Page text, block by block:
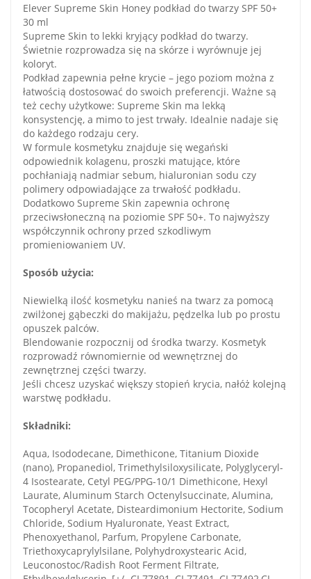
Elever Supreme Skin Honey podkład do twarzy SPF 50+
30 ml
Supreme Skin to lekki kryjący podkład do twarzy.
Świetnie rozprowadza się na skórze i wyrównuje jej
koloryt.
Podkład zapewnia pełne krycie – jego poziom można z
łatwością dostosować do swoich preferencji. Ważne są
też cechy użytkowe: Supreme Skin ma lekką
konsystencję, a mimo to jest trwały. Idealnie nadaje się
do każdego rodzaju cery.
W formule kosmetyku znajduje się wegański
odpowiednik kolagenu, proszki matujące, które
pochłaniają nadmiar sebum, hialuronian sodu czy
polimery odpowiadające za trwałość podkładu.
Dodatkowo Supreme Skin zapewnia ochronę
przeciwsłoneczną na poziomie SPF 50+. To najwyższy
współczynnik ochrony przed szkodliwym
promieniowaniem UV.
Sposób użycia:
Niewielką ilość kosmetyku nanieś na twarz za pomocą
zwilżonej gąbeczki do makijażu, pędzelka lub po prostu
opuszek palców.
Blendowanie rozpocznij od środka twarzy. Kosmetyk
rozprowadź równomiernie od wewnętrznej do
zewnętrznej części twarzy.
Jeśli chcesz uzyskać większy stopień krycia, nałóż kolejną
warstwę podkładu.
Składniki:
Aqua, Isododecane, Dimethicone, Titanium Dioxide
(nano), Propanediol, Trimethylsiloxysilicate, Polyglyceryl-
4 Isostearate, Cetyl PEG/PPG-10/1 Dimethicone, Hexyl
Laurate, Aluminum Starch Octenylsuccinate, Alumina,
Tocopheryl Acetate, Disteardimonium Hectorite, Sodium
Chloride, Sodium Hyaluronate, Yeast Extract,
Phenoxyethanol, Parfum, Propylene Carbonate,
Triethoxycaprylylsilane, Polyhydroxystearic Acid,
Leuconostoc/Radish Root Ferment Filtrate,